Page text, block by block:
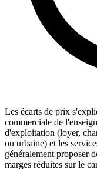
Les écarts de prix
commerciale de
d'exploitation (loyer,
ou urbaine) et les
généralement proposer
marges réduites sur le